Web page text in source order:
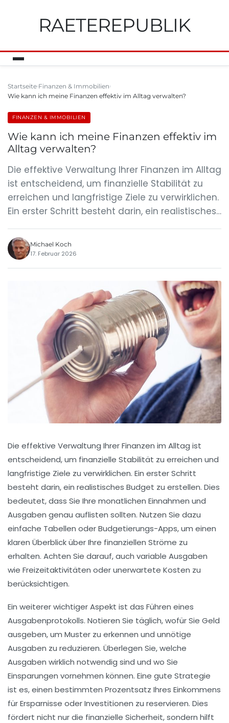
RAETEREPUBLIK
Startseite Finanzen & Immobilien
Wie kann ich meine Finanzen effektiv im Alltag verwalten?
FINANZEN & IMMOBILIEN
Wie kann ich meine Finanzen effektiv im
Alltag verwalten?
Die effektive Verwaltung Ihrer Finanzen im Alltag
ist entscheidend, um finanzielle Stabilität zu
erreichen und langfristige Ziele zu verwirklichen.
Ein erster Schritt besteht darin, ein realistisches…
Michael Koch
17. Februar 2026
Die effektive Verwaltung Ihrer Finanzen im Alltag ist
entscheidend, um finanzielle Stabilität zu erreichen und
langfristige Ziele zu verwirklichen. Ein erster Schritt
besteht darin, ein realistisches Budget zu erstellen. Dies
bedeutet, dass Sie Ihre monatlichen Einnahmen und
Ausgaben genau auflisten sollten. Nutzen Sie dazu
einfache Tabellen oder Budgetierungs-Apps, um einen
klaren Überblick über Ihre finanziellen Ströme zu
erhalten. Achten Sie darauf, auch variable Ausgaben
wie Freizeitaktivitäten oder unerwartete Kosten zu
berücksichtigen.
Ein weiterer wichtiger Aspekt ist das Führen eines
Ausgabenprotokolls. Notieren Sie täglich, wofür Sie Geld
ausgeben, um Muster zu erkennen und unnötige
Ausgaben zu reduzieren. Überlegen Sie, welche
Ausgaben wirklich notwendig sind und wo Sie
Einsparungen vornehmen können. Eine gute Strategie
ist es, einen bestimmten Prozentsatz Ihres Einkommens
für Ersparnisse oder Investitionen zu reservieren. Dies
fördert nicht nur die finanzielle Sicherheit, sondern hilft